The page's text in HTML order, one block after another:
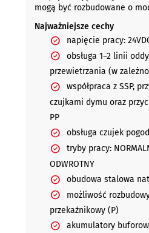
mogą być rozbudowane o
Najważniejsze cechy
napięcie pracy:
obsługa 1–2 linii
przewietrzania (w
współpraca z SSP,
czujkami dymu oraz
PP
obsługa czujek
tryby pracy:
ODWROTNY
obudowa stalowa
możliwość
przekaźnikowy (P)
akumulatory